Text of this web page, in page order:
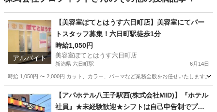
アルバイト
【美容室ぽてとはうす六日町店】美容室にてパー
トスタッフ募集！六日町駅徒歩1分
時給1,050円
美容室ぽてとはうす六日町店
新潟県 六日町駅 6月14日
時給 1,050円 〜 2,000円 カット、カラー、パーマなど業務全般をお任せいたします。
六日町駅 美容師 スタッフ
【アパホテル八王子駅西(株式会社MID)】『ホテル
社員』★未経験歓迎★シフトは自己申告制でプラ